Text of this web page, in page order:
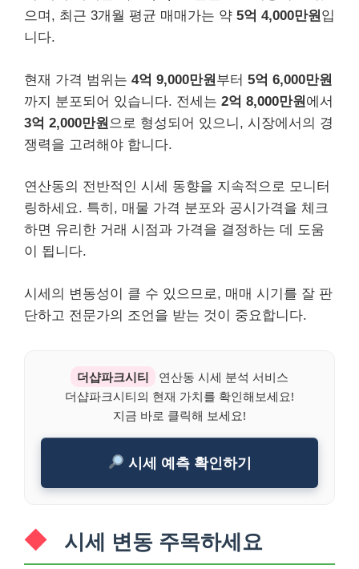
으며, 최근 3개월 평균 매매가는 약 5억 4,000만원입
니다.
현재 가격 범위는 4억 9,000만원 부터 5억 6,000만원
까지 분포되어 있습니다. 전세는 2억 8,000만원 에서
3억 2,000만원 으로 형성되어 있으니, 시장에서의 경
쟁력을 고려해야 합니다.
연산동의 전반적인 시세 동향을 지속적으로 모니터
링하세요. 특히, 매물 가격 분포와 공시가격을 체크
하면 유리한 거래 시점과 가격을 결정하는 데 도움
이 됩니다.
시세의 변동성이 클 수 있으므로, 매매 시기를 잘 판
단하고 전문가의 조언을 받는 것이 중요합니다.
더샵파크시티
연산동 시세 분석 서비스
더샵파크시티의 현재 가치를 확인해보세요!
지금 바로 클릭해 보세요!
시세 예측 확인하기
시세 변동 주목하세요